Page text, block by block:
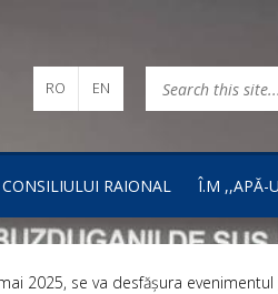
CONSILIULUI RAIONAL Î.M ,,APĂ-
RO EN
2025, se va desfășura evenimentul